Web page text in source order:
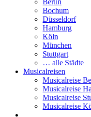
Berlin
Bochum
Düsseldorf
Hamburg
Köln
München
Stuttgart
… alle Städte
Musicalreisen
Musicalreise
Musicalreise
Musicalreise
Musicalreise